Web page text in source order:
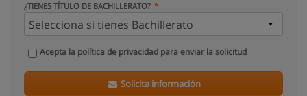
¿TIENES TÍTULO DE BACHILLERATO?
Acepta la política de privacidad para enviar la solicitud
Solicita información